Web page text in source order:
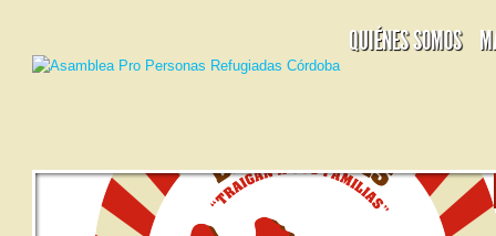
QUIÉNES SOMOS